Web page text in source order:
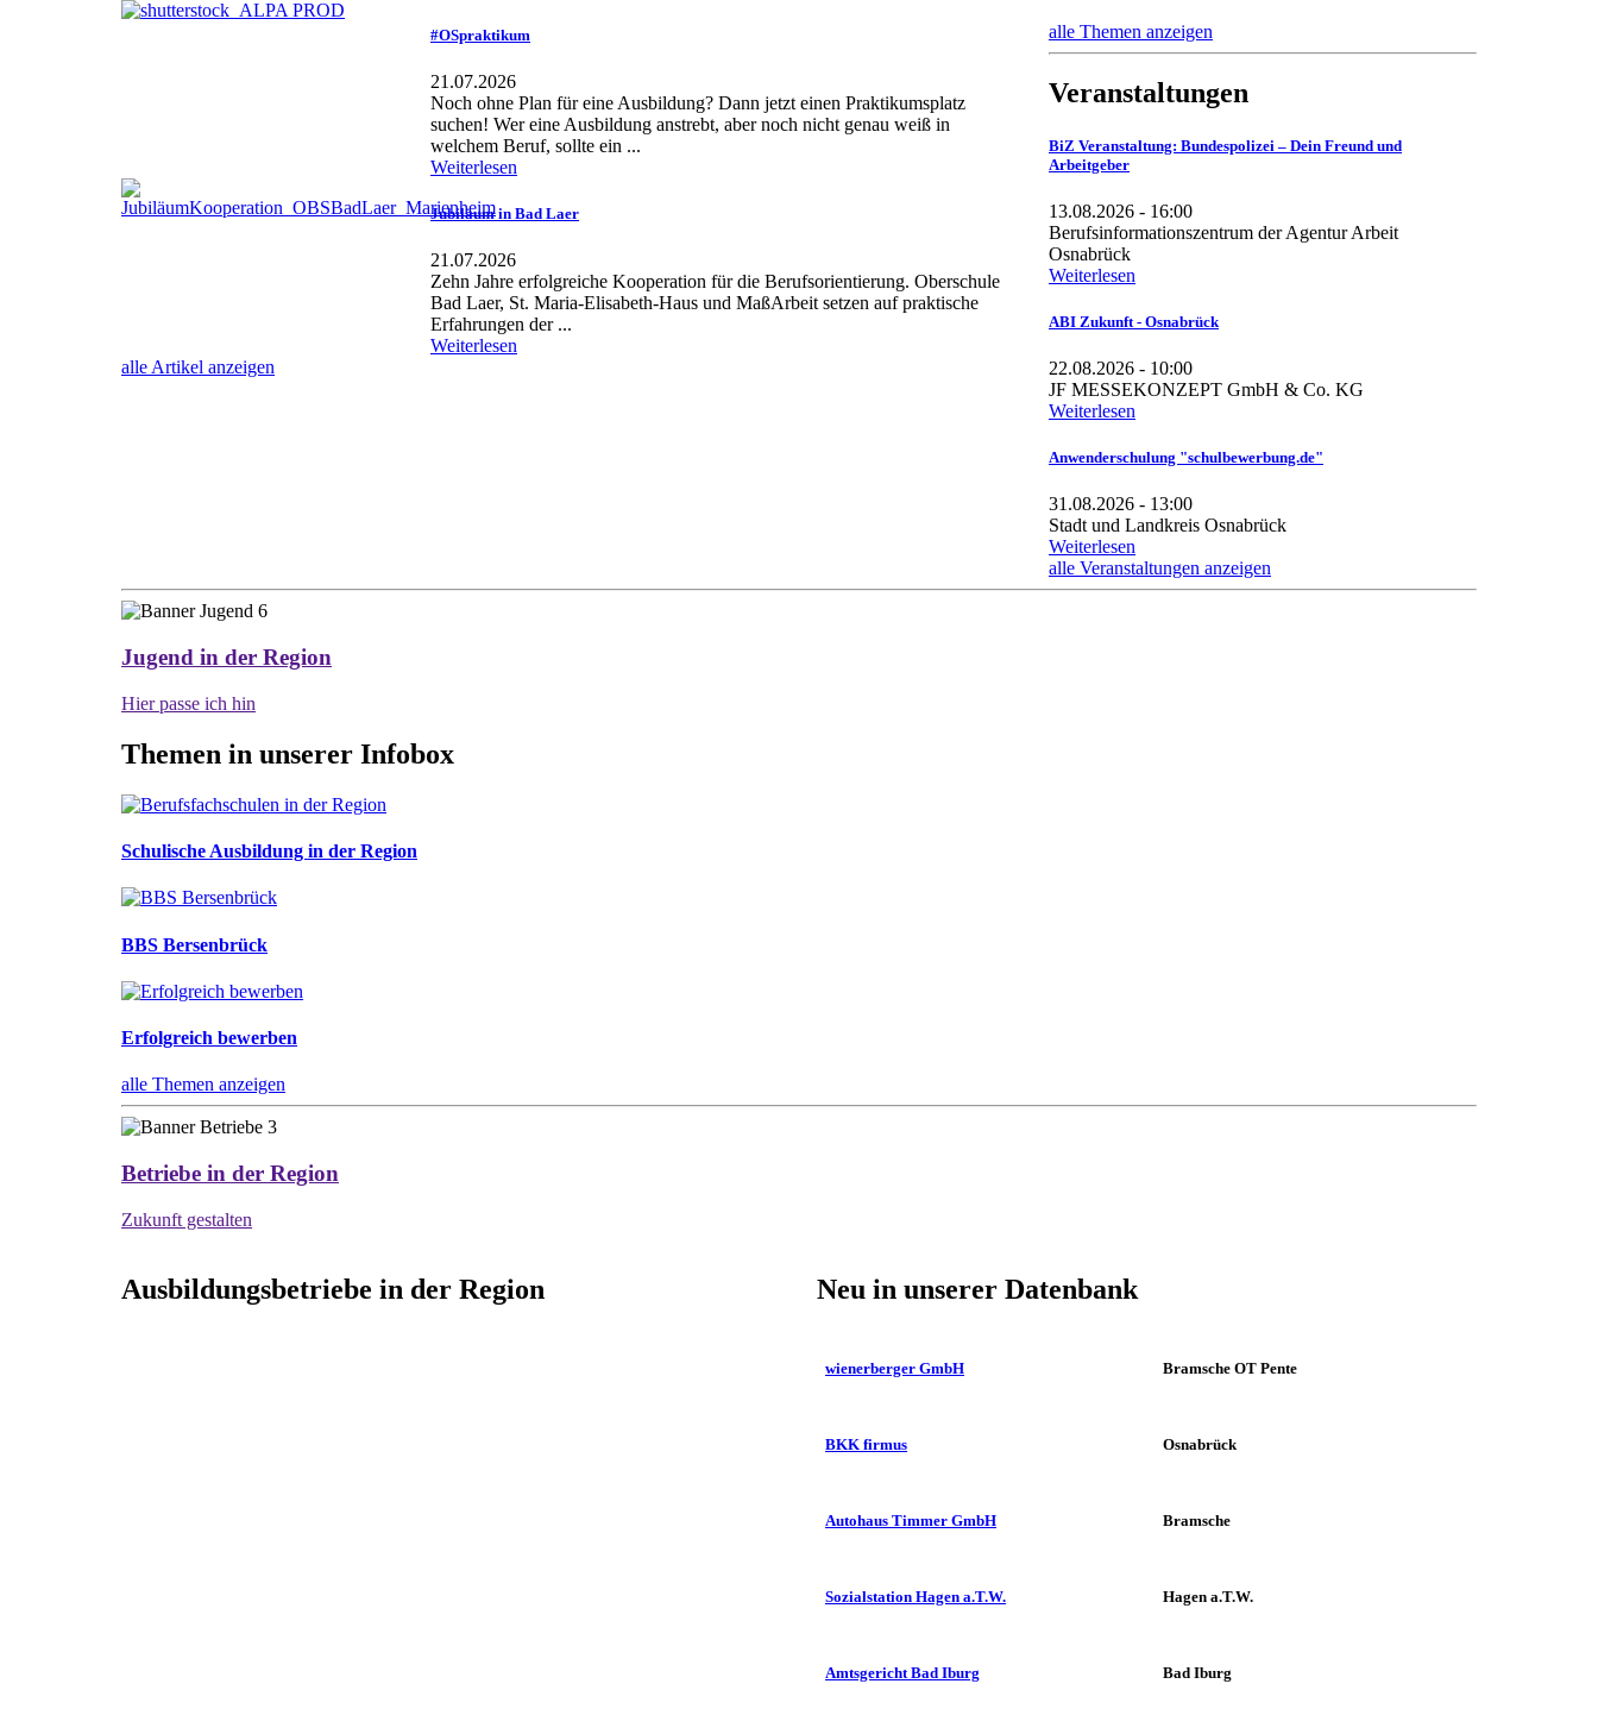
#OSpraktikum
21.07.2026
Noch ohne Plan für eine Ausbildung? Dann jetzt einen Praktikumsplatz
suchen! Wer eine Ausbildung anstrebt, aber noch nicht genau weiß in
welchem Beruf, sollte ein ...
Weiterlesen
Jubiläum in Bad Laer
21.07.2026
Zehn Jahre erfolgreiche Kooperation für die Berufsorientierung. Oberschule
Bad Laer, St. Maria-Elisabeth-Haus und MaßArbeit setzen auf praktische
Erfahrungen der ...
Weiterlesen
alle Artikel anzeigen
alle Themen anzeigen
Veranstaltungen
BiZ Veranstaltung: Bundespolizei – Dein Freund und
Arbeitgeber
13.08.2026 - 16:00
Berufsinformationszentrum der Agentur Arbeit
Osnabrück
Weiterlesen
ABI Zukunft - Osnabrück
22.08.2026 - 10:00
JF MESSEKONZEPT GmbH & Co. KG
Weiterlesen
Anwenderschulung "schulbewerbung.de"
31.08.2026 - 13:00
Stadt und Landkreis Osnabrück
Weiterlesen
alle Veranstaltungen anzeigen
Jugend in der Region
Hier passe ich hin
Themen in unserer Infobox
Schulische Ausbildung in der Region
BBS Bersenbrück
Erfolgreich bewerben
alle Themen anzeigen
Betriebe in der Region
Zukunft gestalten
Ausbildungsbetriebe in der Region Neu in unserer Datenbank
wienerberger GmbH Bramsche OT Pente
BKK firmus Osnabrück
Autohaus Timmer GmbH Bramsche
Sozialstation Hagen a.T.W. Hagen a.T.W.
Amtsgericht Bad Iburg Bad Iburg